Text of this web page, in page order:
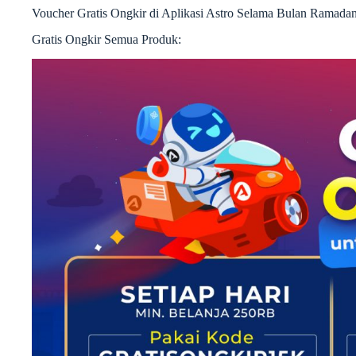
Voucher Gratis Ongkir di Aplikasi Astro Selama Bulan
Gratis Ongkir Semua Produk: